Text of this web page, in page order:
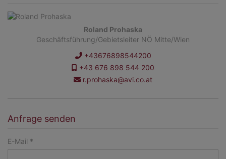
Roland Prohaska
Geschäftsführung/Gebietsleiter NÖ Mitte/Wien
+43676898544200
+43 676 898 544 200
r.prohaska@avi.co.at
Anfrage senden
E-Mail